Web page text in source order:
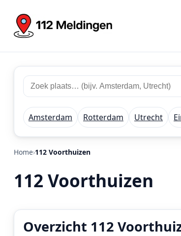
Zoek
112
meldingen
Zoek
plaats
regio
Amsterdam Rotterdam Utrecht
Home 112 Voorthuizen
112 Voorthuizen
Overzicht 112